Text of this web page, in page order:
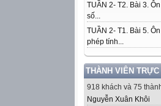
TUẦN 2- T2. Bài 3.
số...
TUẦN 2- T1. Bài 5.
phép tính...
THÀNH VIÊN TRỰC
918 khách và 75
Nguyễn Xuân Khôi